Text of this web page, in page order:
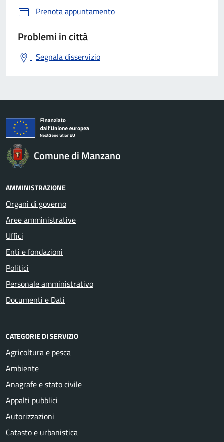
Prenota appuntamento
Problemi in città
Segnala disservizio
Comune di Manzano
AMMINISTRAZIONE
Organi di governo
Aree amministrative
Uffici
Enti e fondazioni
Politici
Personale amministrativo
Documenti e Dati
CATEGORIE DI SERVIZIO
Agricoltura e pesca
Ambiente
Anagrafe e stato civile
Appalti pubblici
Autorizzazioni
Catasto e urbanistica